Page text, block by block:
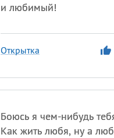
и любимый!
Открытка
Боюсь я чем-нибудь
Как жить любя, ну а